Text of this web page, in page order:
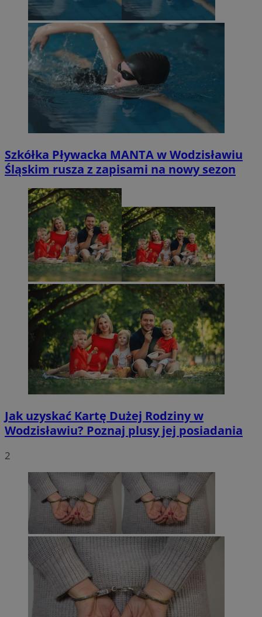
Szkółka Pływacka MANTA w Wodzisławiu
Śląskim rusza z zapisami na nowy sezon
Jak uzyskać Kartę Dużej Rodziny w
Wodzisławiu? Poznaj plusy jej posiadania
2